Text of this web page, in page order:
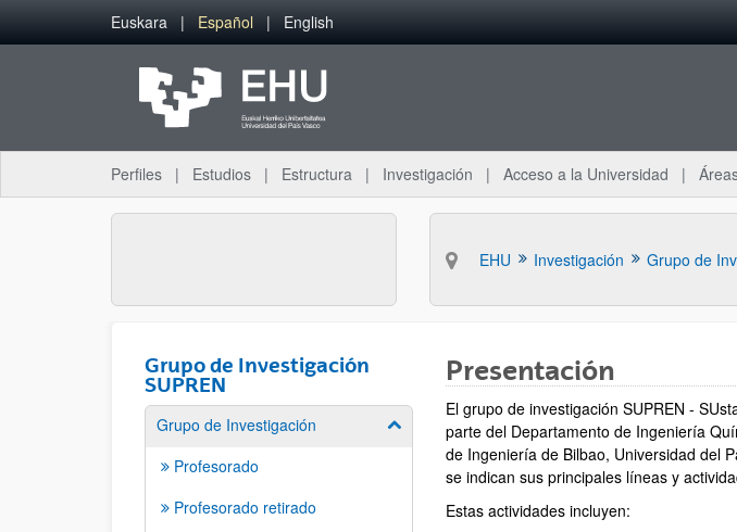
Saltar al contenido principal
Euskara Español English
Perfiles Estudios Estructura Investigación Acceso a la Universidad
EHU Investigación Grupo de
Grupo de Investigación
SUPREN
Grupo de Investigación Mostrar/ocultar subpáginas
Profesorado
Profesorado retirado
Presentación
El grupo de investigación SUPREN -
parte del Departamento de Ingeniería
de Ingeniería de Bilbao, Universidad del
se indican sus principales líneas y
Estas actividades incluyen: